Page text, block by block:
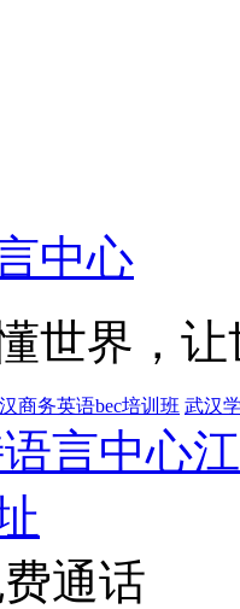
中心
世界，
商务英语bec培训班 武汉
言中心
通话